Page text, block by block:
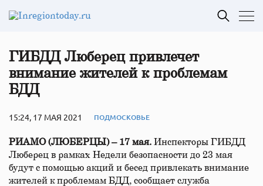
ГИБДД Люберец привлечет
внимание жителей к проблемам
БДД
15:24, 17 МАЯ 2021 ПОДМОСКОВЬЕ
РИАМО (ЛЮБЕРЦЫ) – 17 мая. Инспекторы ГИБДД
Люберец в рамках Недели безопасности до 23 мая
будут с помощью акций и бесед привлекать внимание
жителей к проблемам БДД, сообщает служба